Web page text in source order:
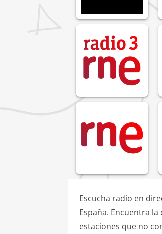
Escucha radio en
España. Encuentra
estaciones que no